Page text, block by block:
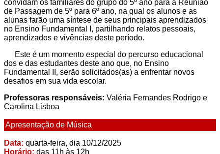
convidam os familiares do grupo do 5º ano para a Reunião
de Passagem de 5º para 6º ano, na qual os alunos e as
alunas farão uma síntese de seus principais aprendizados
no Ensino Fundamental I, partilhando relatos pessoais,
aprendizados e vivências deste período.
Este é um momento especial do percurso educacional
dos e das estudantes deste ano que, no Ensino
Fundamental II, serão solicitados(as) a enfrentar novos
desafios em sua vida escolar.
Professoras responsáveis: Valéria Fernandes Rodrigo e
Carolina Lisboa
Apresentação de Música
Data: quarta-feira, dia 10/12/2025
Horário: das 11h às 12h